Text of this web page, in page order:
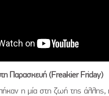
Παρασκευή (Freakier Friday)
η μία στη ζωή της άλλης,